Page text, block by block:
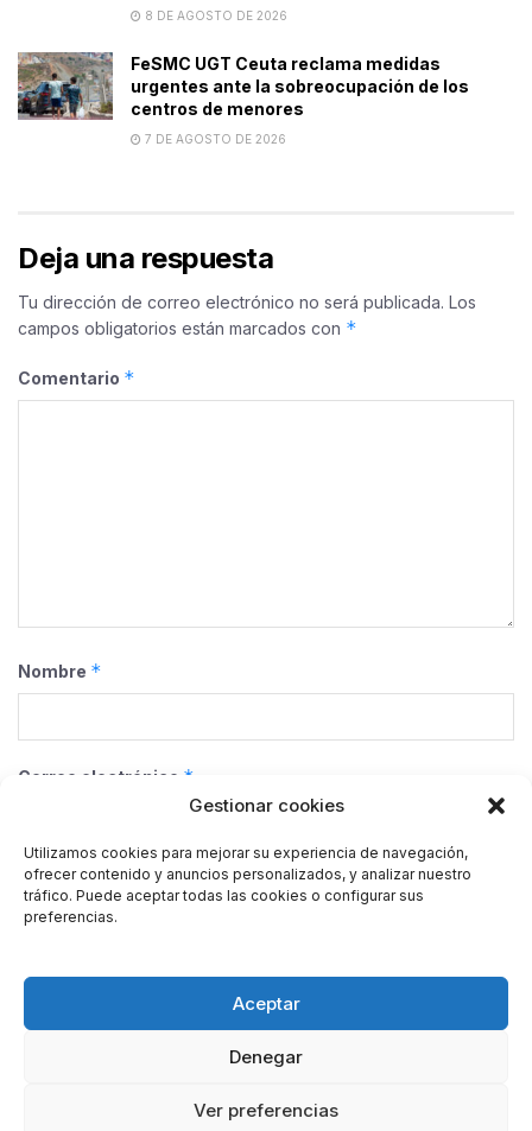
Gestionar cookies
Utilizamos cookies para mejorar su experiencia de navegación,
ofrecer contenido y anuncios personalizados, y analizar nuestro
tráfico. Puede aceptar todas las cookies o configurar sus
preferencias.
Aceptar
Denegar
Ver preferencias
8 DE AGOSTO DE 2026
FeSMC UGT Ceuta reclama medidas
urgentes ante la sobreocupación de los
centros de menores
7 DE AGOSTO DE 2026
Deja una respuesta
Tu dirección de correo electrónico no será publicada. Los
campos obligatorios están marcados con *
Comentario *
Nombre *
Correo electrónico *
Web
navegador para la próxima vez que comente.